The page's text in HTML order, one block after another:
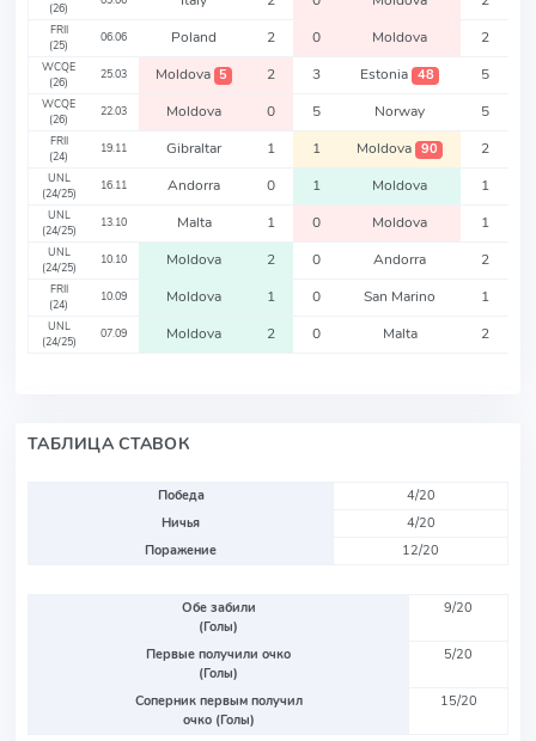
(26)
FRII
(25)
06.06 Poland 2 0 Moldova 2
WCQE
(26)
25.03 Moldova 5 2 3 Estonia 48 5
WCQE
(26)
22.03 Moldova 0 5 Norway 5
FRII
(24)
19.11 Gibraltar 1 1 Moldova 90 2
UNL
(24/25)
16.11 Andorra 0 1 Moldova 1
UNL
(24/25)
13.10 Malta 1 0 Moldova 1
UNL
(24/25)
10.10 Moldova 2 0 Andorra 2
FRII
(24)
10.09 Moldova 1 0 San Marino 1
UNL
(24/25)
07.09 Moldova 2 0 Malta 2
ТАБЛИЦА СТАВОК
Победа
4/20
Ничья
4/20
Поражение
12/20
Обе забили
(Голы)
9/20
Первые получили очко
(Голы)
5/20
Соперник первым получил
очко (Голы)
15/20